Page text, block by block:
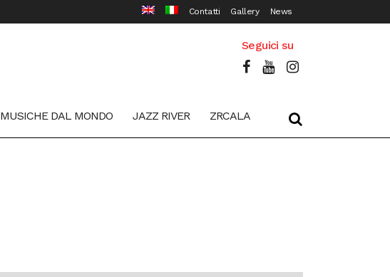
Contatti Gallery News
Seguici su
MUSICHE DAL MONDO JAZZ RIVER ZRCALA